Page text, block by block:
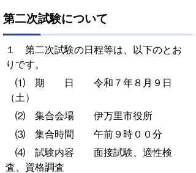
第二次試験について
１ 第二次試験の日程等は、以下のとお
りです。
⑴ 期 日 令和７年８月９日
（土）
⑵ 集合会場 伊万里市役所
⑶ 集合時間 午前９時００分
⑷ 試験内容 面接試験、適性検
査、資格調査